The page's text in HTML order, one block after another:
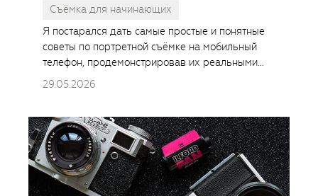
Съёмка для начинающих
Я постарался дать самые простые и понятные
советы по портретной съёмке на мобильный
телефон, продемонстрировав их реальными
кадрами на Samsung Galaxy S26 Ultra.
29.05.2026